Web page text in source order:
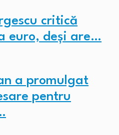
critică
euro, deși are…
a promulgat
pentru